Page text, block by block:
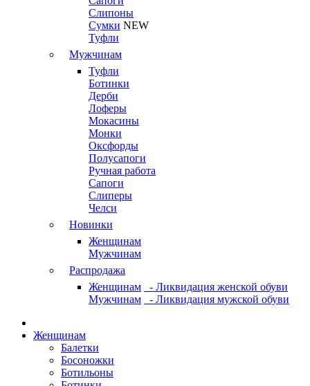
Слипоны
Сумки NEW
Туфли
Мужчинам
Туфли
Ботинки
Дерби
Лоферы
Мокасины
Монки
Оксфорды
Полусапоги
Ручная работа
Сапоги
Слиперы
Челси
Новинки
Женщинам
Мужчинам
Распродажа
Женщинам
- Ликвидация женской обуви
Мужчинам
- Ликвидация мужской обуви
Женщинам
Балетки
Босоножки
Ботильоны